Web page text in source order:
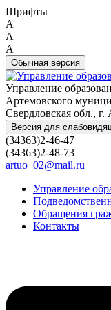
Шрифты
A
A
A
Обычная версия
Управление
Артемовского
Свердловская обл.,
Версия для
(34363)2-46-47
(34363)2-48-73
artuo_02@mail.ru
Управление
Обращения
Контакты